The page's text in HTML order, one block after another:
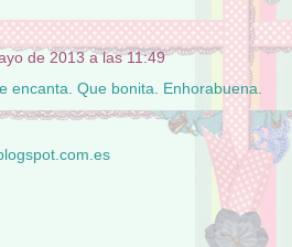
de 2013 a las 11:49
encanta. Que bonita. Enhorabuena.